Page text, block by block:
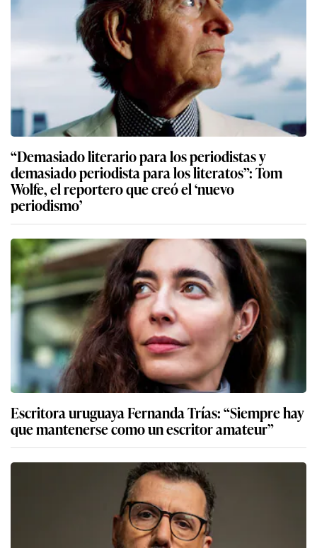
“Demasiado literario para los periodistas y
demasiado periodista para los literatos”: Tom
Wolfe, el reportero que creó el ‘nuevo
periodismo’
Escritora uruguaya Fernanda Trías: “Siempre hay
que mantenerse como un escritor amateur”